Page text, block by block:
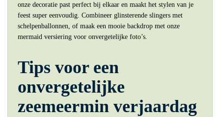
onze decoratie past perfect bij elkaar en maakt het stylen van je
feest super eenvoudig. Combineer glinsterende slingers met
schelpenballonnen, of maak een mooie backdrop met onze
mermaid versiering voor onvergetelijke foto’s.
Tips voor een
onvergetelijke
zeemeermin verjaardag